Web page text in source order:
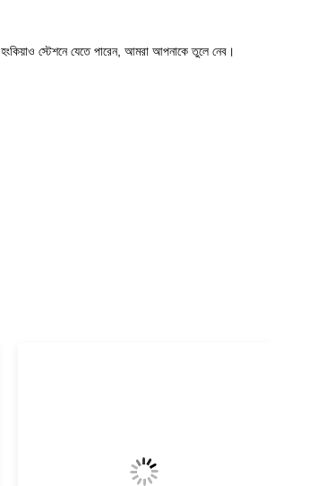
স্টেশনে যেতে পারেন, আমরা আপনাকে তুলে নেব।